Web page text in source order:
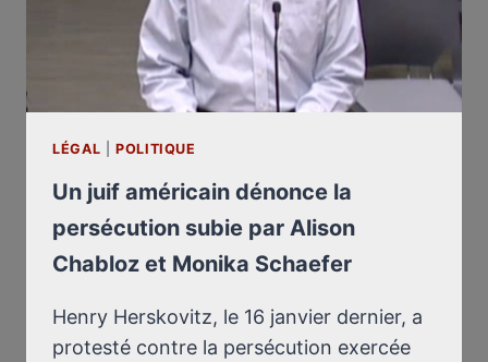
MONIKA
SCHAEFER
LÉGAL |POLITIQUE
Un juif américain dénonce la
persécution subie par Alison
Chabloz et Monika Schaefer
Henry Herskovitz, le 16 janvier dernier, a
protesté contre la persécution exercée